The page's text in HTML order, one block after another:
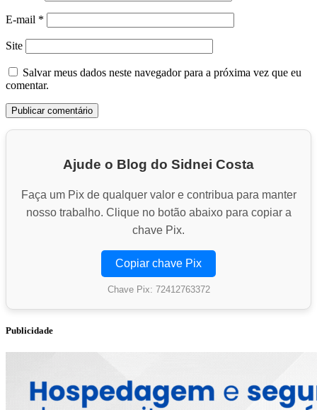
E-mail *
Site
Salvar meus dados neste navegador para a próxima vez que eu
comentar.
Ajude o Blog do Sidnei Costa
Faça um Pix de qualquer valor e contribua para manter
nosso trabalho. Clique no botão abaixo para copiar a
chave Pix.
Copiar chave Pix
Chave Pix: 72412763372
Publicidade